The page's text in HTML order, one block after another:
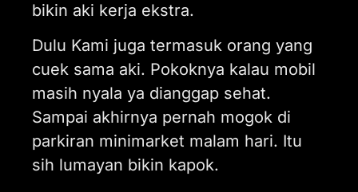
bikin aki kerja ekstra.
Dulu Kami juga termasuk orang yang
cuek sama aki. Pokoknya kalau mobil
masih nyala ya dianggap sehat.
Sampai akhirnya pernah mogok di
parkiran minimarket malam hari. Itu
sih lumayan bikin kapok.